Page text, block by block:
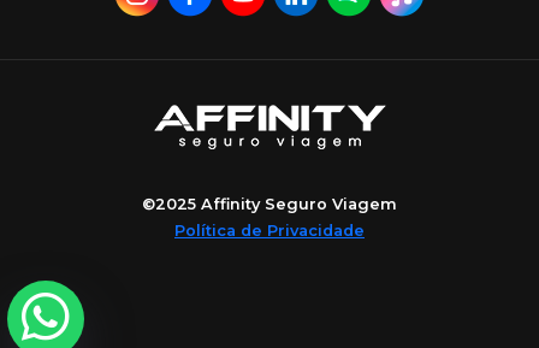
©2025 Affinity Seguro Viagem
Política de Privacidade